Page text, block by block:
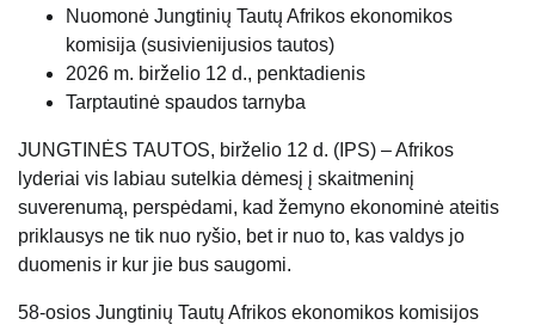
Nuomonė Jungtinių Tautų Afrikos ekonomikos
komisija (susivienijusios tautos)
2026 m. birželio 12 d., penktadienis
Tarptautinė spaudos tarnyba
JUNGTINĖS TAUTOS, birželio 12 d. (IPS) – Afrikos
lyderiai vis labiau sutelkia dėmesį į skaitmeninį
suverenumą, perspėdami, kad žemyno ekonominė ateitis
priklausys ne tik nuo ryšio, bet ir nuo to, kas valdys jo
duomenis ir kur jie bus saugomi.
58-osios Jungtinių Tautų Afrikos ekonomikos komisijos